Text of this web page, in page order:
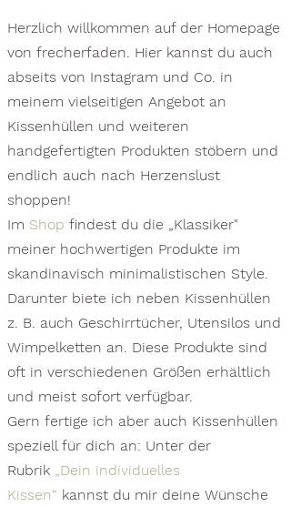
Herzlich willkommen auf der Homepage
von frecherfaden. Hier kannst du auch
abseits von Instagram und Co. in
meinem vielseitigen Angebot an
Kissenhüllen und weiteren
handgefertigten Produkten stöbern und
endlich auch nach Herzenslust
shoppen!
Im Shop findest du die „Klassiker"
meiner hochwertigen Produkte im
skandinavisch minimalistischen Style.
Darunter biete ich neben Kissenhüllen
z. B. auch Geschirrtücher, Utensilos und
Wimpelketten an. Diese Produkte sind
oft in verschiedenen Größen erhältlich
und meist sofort verfügbar.
Gern fertige ich aber auch Kissenhüllen
speziell für dich an: Unter der
Rubrik „Dein individuelles
Kissen“ kannst du mir deine Wünsche